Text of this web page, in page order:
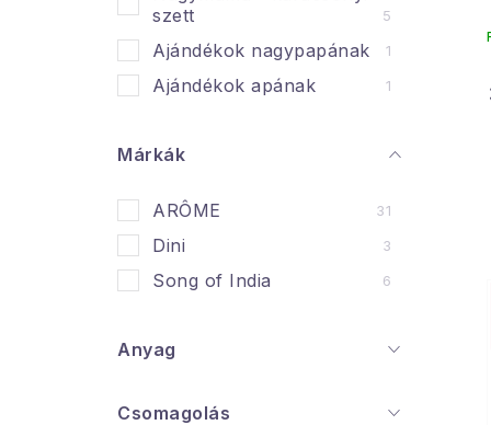
szett
5
Ajándékok nagypapának 1
Ajándékok apának 1
Márkák
ARÔME 31
Dini 3
Song of India 6
Anyag
Csomagolás